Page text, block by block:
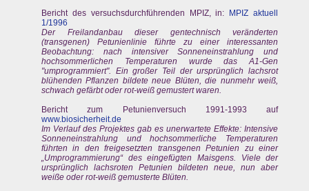
Bericht des versuchsdurchführenden MPIZ, in:
MPIZ aktuell
1/1996
Der Freilandanbau dieser gentechnisch veränderten
(transgenen) Petunienlinie führte zu einer interessanten
Beobachtung: nach intensiver Sonneneinstrahlung und
hochsommerlichen Temperaturen wurde das A1-Gen
"umprogrammiert". Ein großer Teil der ursprünglich lachsrot
blühenden Pflanzen bildete neue Blüten, die nunmehr weiß,
schwach gefärbt oder rot-weiß gemustert waren.
Bericht zum Petunienversuch 1991-1993 auf
www.biosicherheit.de
Im Verlauf des Projektes gab es unerwartete Effekte: Intensive
Sonneneinstrahlung und hochsommerliche Temperaturen
führten in den freigesetzten transgenen Petunien zu einer
„Umprogrammierung“ des eingefügten Maisgens. Viele der
ursprünglich lachsroten Petunien bildeten neue, nun aber
weiße oder rot-weiß gemusterte Blüten.